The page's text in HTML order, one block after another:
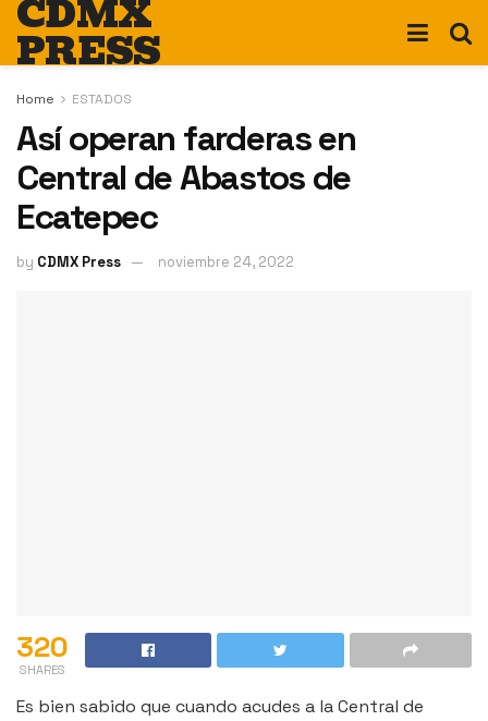
CDMX
PRESS
Home ESTADOS
Así operan farderas en
Central de Abastos de
Ecatepec
by CDMX Press noviembre 24, 2022
320
SHARES
Es bien sabido que cuando acudes a la Central de